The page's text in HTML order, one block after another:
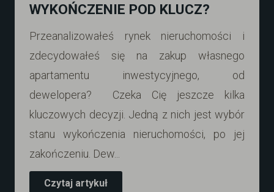
WYKOŃCZENIE POD KLUCZ?
Przeanalizowałeś rynek nieruchomości i
zdecydowałeś się na zakup własnego
apartamentu inwestycyjnego, od
dewelopera? Czeka Cię jeszcze kilka
kluczowych decyzji. Jedną z nich jest wybór
stanu wykończenia nieruchomości, po jej
zakończeniu. Dew...
Czytaj artykuł